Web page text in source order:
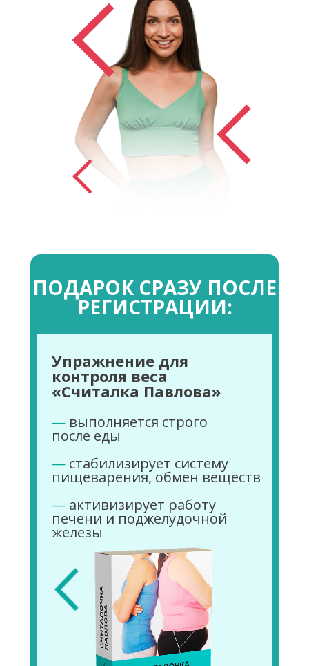
— активизирует работу
печени и поджелудочной
железы
— стабилизирует систему
пищеварения, обмен веществ
— выполняется строго
после еды
ПОДАРОК СРАЗУ ПОСЛЕ
РЕГИСТРАЦИИ:
Упражнение для
контроля веса
«Считалка Павлова»
Ваш путь к стройности
и здоровью